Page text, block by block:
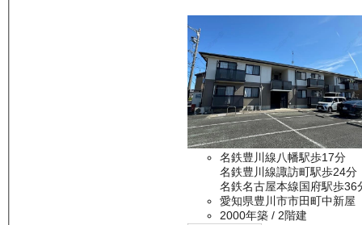
名鉄豊川線八幡駅歩17分
名鉄豊川線諏訪町駅歩24分
名鉄名古屋本線国府駅歩36
愛知県豊川市市田町中新屋
2000年築 / 2階建